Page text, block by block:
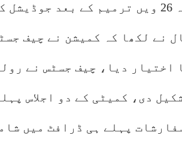
ہوا ہے، آپ کے علم میں ہے کہ 26 ویں ترمیم کے
نے لکھا کہ کمیشن نے چیف
اختیار دیا، چیف جسٹس نے
دی، کمیٹی کے دو اجلاس
پہلے ہی ڈرافٹ میں